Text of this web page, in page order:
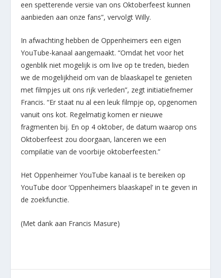
een spetterende versie van ons Oktoberfeest kunnen
aanbieden aan onze fans”, vervolgt Willy.
In afwachting hebben de Oppenheimers een eigen
YouTube-kanaal aangemaakt. “Omdat het voor het
ogenblik niet mogelijk is om live op te treden, bieden
we de mogelijkheid om van de blaaskapel te genieten
met filmpjes uit ons rijk verleden”, zegt initiatiefnemer
Francis. “Er staat nu al een leuk filmpje op, opgenomen
vanuit ons kot. Regelmatig komen er nieuwe
fragmenten bij. En op 4 oktober, de datum waarop ons
Oktoberfeest zou doorgaan, lanceren we een
compilatie van de voorbije oktoberfeesten.”
Het Oppenheimer YouTube kanaal is te bereiken op
YouTube door ‘Oppenheimers blaaskapel’ in te geven in
de zoekfunctie.
(Met dank aan Francis Masure)